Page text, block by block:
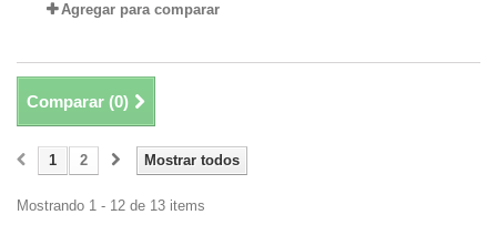
Agregar para comparar
Comparar (0)
Mostrar todos
1 2
Mostrando 1 - 12 de 13 items